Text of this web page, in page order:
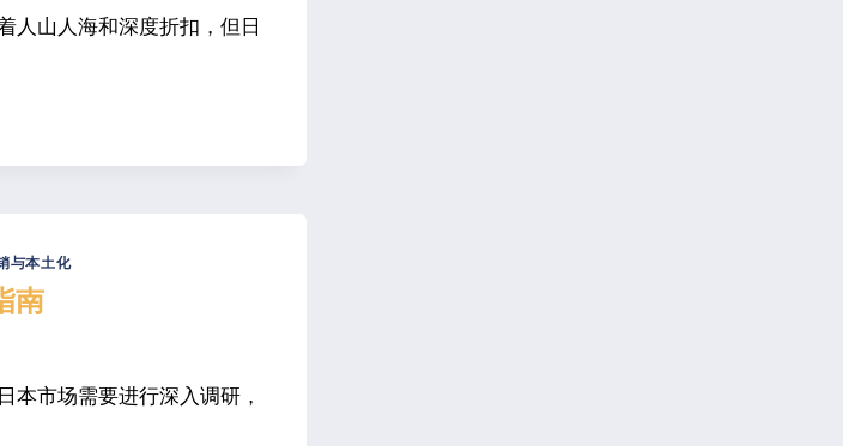
人山人海和深度折扣，但日
与本土化
南
本市场需要进行深入调研，